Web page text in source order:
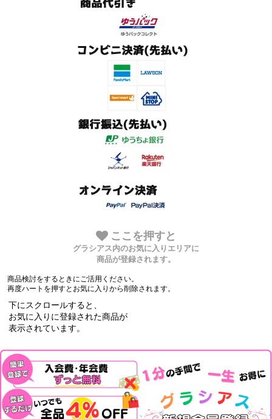
ここを押すと
グラシアス内のお気に入りエリアに
商品が登録されます。
商品検討をするときにご活用ください。
再度ハートを押すとお気に入りから削除されます。
下にスクロールすると、
お気に入りに登録された商品が
表示されています。